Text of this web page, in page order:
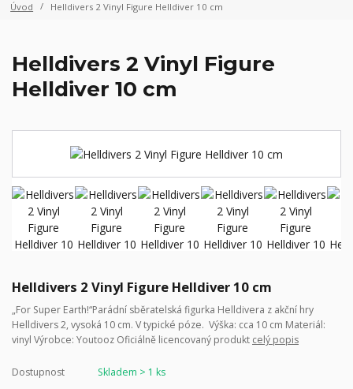
Úvod Helldivers 2 Vinyl Figure Helldiver 10 cm
Helldivers 2 Vinyl Figure
Helldiver 10 cm
Helldivers 2 Vinyl Figure Helldiver 10 cm
„For Super Earth!“Parádní sběratelská figurka Helldivera z akční hry
Helldivers 2, vysoká 10 cm. V typické póze. Výška: cca 10 cm Materiál:
vinyl Výrobce: Youtooz Oficiálně licencovaný produkt celý popis
Dostupnost
Skladem > 1 ks